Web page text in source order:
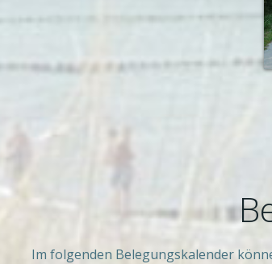
Im folgenden Belegungskalender